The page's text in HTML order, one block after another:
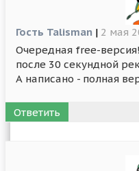
Гость Talisman | 2 мая
Очередная free-
после 30 секундной
А написано - полная
Ответить